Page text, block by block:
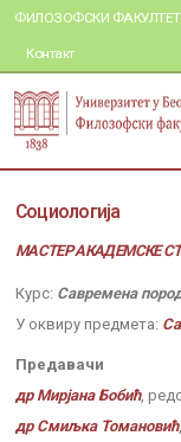
ФИЛОЗОФСКИ ФАКУЛТЕТ
Контакт
Социологија
МАСТЕР АКАДЕМСКЕ
Курс: Савремена
У оквиру предмета:
Предавачи
др Мирјана Бобић,
др Смиљка Томановић